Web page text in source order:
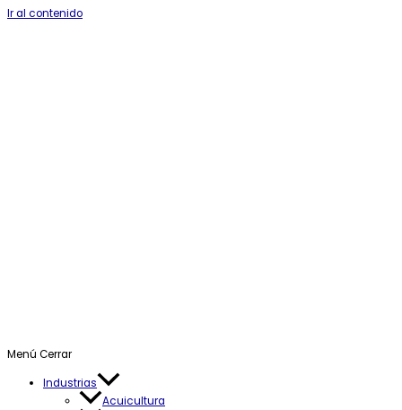
Ir al contenido
Menú Cerrar
Industrias
Acuicultura